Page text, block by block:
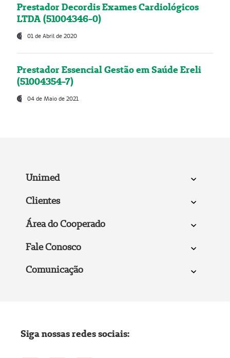
Prestador Decordis Exames Cardiológicos
LTDA (51004346-0)
01 de Abril de 2020
Prestador Essencial Gestão em Saúde Ereli
(51004354-7)
04 de Maio de 2021
Unimed
Clientes
Área do Cooperado
Fale Conosco
Comunicação
Siga nossas redes sociais: